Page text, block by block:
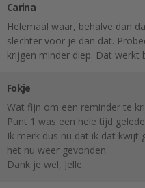
Carina
Helemaal waar, behalve dan
slechter voor je dan dat.
krijgen minder diep. Dat werkt
Fokje
Wat fijn om een reminder te
Punt 1 was een hele tijd
Ik merk dus nu dat ik dat kwijt
het nu weer gevonden.
Dank je wel, Jelle.